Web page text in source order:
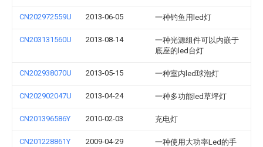
CN202972559U 2013-06-05 一种钓鱼用led灯
CN203131560U 2013-08-14
一种光源组件可以内嵌于
底座的led台灯
CN202938070U 2013-05-15 一种室内led球泡灯
CN202902047U 2013-04-24 一种多功能led草坪灯
CN201396586Y 2010-02-03 充电灯
CN201228861Y 2009-04-29
一种使用大功率Led的手